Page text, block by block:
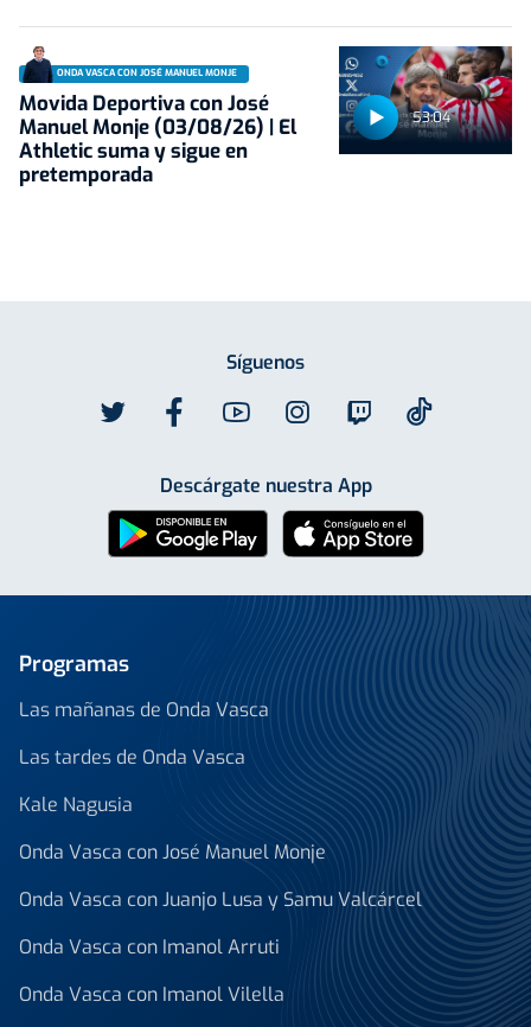
53:04
ONDA VASCA CON JOSÉ MANUEL MONJE
Movida Deportiva con José
Manuel Monje (03/08/26) | El
Athletic suma y sigue en
pretemporada
Síguenos
Descárgate nuestra App
Programas
Las mañanas de Onda Vasca
Las tardes de Onda Vasca
Kale Nagusia
Onda Vasca con José Manuel Monje
Onda Vasca con Juanjo Lusa y Samu Valcárcel
Onda Vasca con Imanol Arruti
Onda Vasca con Imanol Vilella